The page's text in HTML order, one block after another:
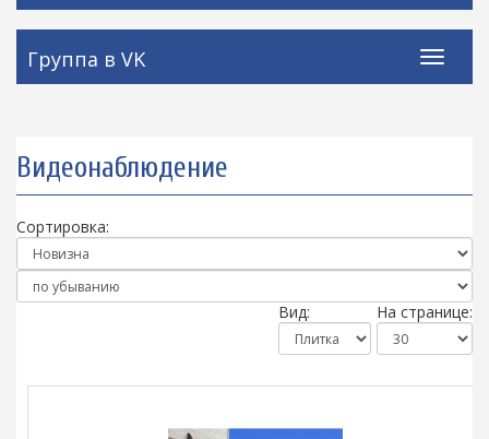
Группа в VK
Видеонаблюдение
Сортировка:
На странице:
Вид: